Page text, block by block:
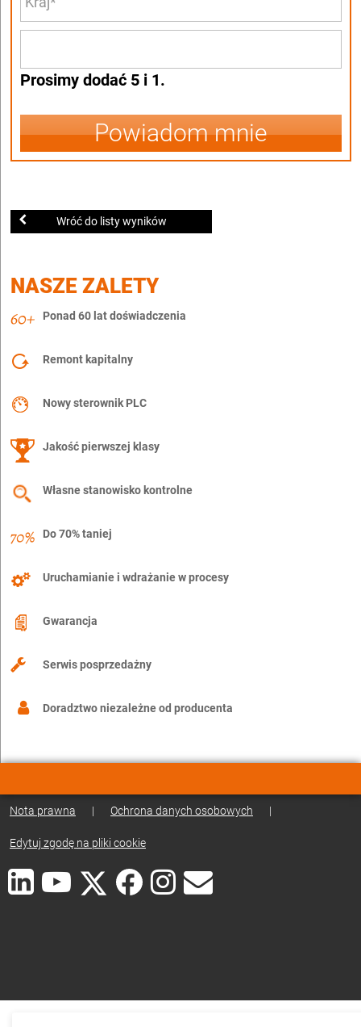
Prosimy dodać 5 i 1.
Powiadom mnie
Wróć do listy wyników
NASZE ZALETY
Ponad 60 lat doświadczenia
Remont kapitalny
Nowy sterownik PLC
Jakość pierwszej klasy
Własne stanowisko kontrolne
Do 70% taniej
Uruchamianie i wdrażanie w procesy
Gwarancja
Serwis posprzedażny
Doradztwo niezależne od producenta
Nota prawna | Ochrona danych osobowych |
Edytuj zgodę na pliki cookie